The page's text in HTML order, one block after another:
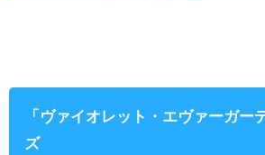
「ヴァイオレット・エヴァーガー
ズ